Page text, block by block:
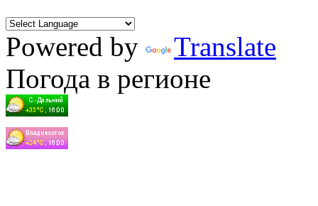
Powered by
Translate
Погода в регионе